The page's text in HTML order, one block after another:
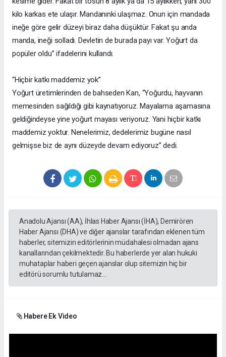
kilo karkas ete ulaşır. Mandanınki ulaşmaz. Onun için mandada
ineğe göre gelir düzeyi biraz daha düşüktür. Fakat şu anda
manda, ineği solladı. Devletin de burada payı var. Yoğurt da
popüler oldu” ifadelerini kullandı.
“Hiçbir katkı maddemiz yok”
Yoğurt üretimlerinden de bahseden Kan, “Yoğurdu, hayvanın
memesinden sağıldığı gibi kaynatıyoruz. Mayalama aşamasına
geldiğindeyse yine yoğurt mayası veriyoruz. Yani hiçbir katkı
maddemiz yoktur. Nenelerimiz, dedelerimiz bugüne nasıl
gelmişse biz de aynı düzeyde devam ediyoruz” dedi.
Anadolu Ajansı (AA), İhlas Haber Ajansı (İHA), Demirören
Haber Ajansı (DHA) ve diğer ajanslar tarafından eklenen tüm
haberler, sitemizin editörlerinin müdahalesi olmadan ajans
kanallarından çekilmektedir. Bu haberlerde yer alan hukuki
muhataplar haberi geçen ajanslar olup sitemizin hiç bir
editörü sorumlu tutulamaz...
Habere Ek Video